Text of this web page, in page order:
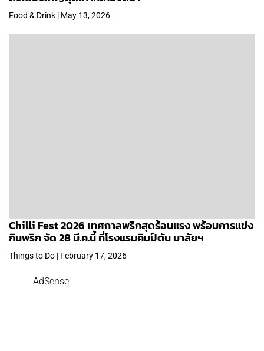
Food & Drink | May 13, 2026
Chilli Fest 2026 เทศกาลพริกสุดร้อนแรง พร้อมการแข่ง
กินพริก จัด 28 มี.ค.นี้ ที่โรงแรมคิมป์ตัน มาลัยฯ
Things to Do | February 17, 2026
AdSense